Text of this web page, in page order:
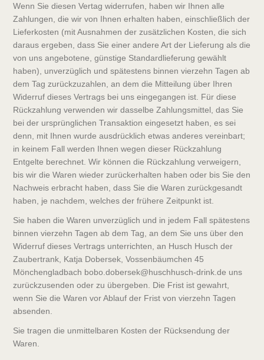
Wenn Sie diesen Vertag widerrufen, haben wir Ihnen alle
Zahlungen, die wir von Ihnen erhalten haben, einschließlich der
Lieferkosten (mit Ausnahmen der zusätzlichen Kosten, die sich
daraus ergeben, dass Sie einer andere Art der Lieferung als die
von uns angebotene, günstige Standardlieferung gewählt
haben), unverzüglich und spätestens binnen vierzehn Tagen ab
dem Tag zurückzuzahlen, an dem die Mitteilung über Ihren
Widerruf dieses Vertrags bei uns eingegangen ist. Für diese
Rückzahlung verwenden wir dasselbe Zahlungsmittel, das Sie
bei der ursprünglichen Transaktion eingesetzt haben, es sei
denn, mit Ihnen wurde ausdrücklich etwas anderes vereinbart;
in keinem Fall werden Ihnen wegen dieser Rückzahlung
Entgelte berechnet. Wir können die Rückzahlung verweigern,
bis wir die Waren wieder zurückerhalten haben oder bis Sie den
Nachweis erbracht haben, dass Sie die Waren zurückgesandt
haben, je nachdem, welches der frühere Zeitpunkt ist.
Sie haben die Waren unverzüglich und in jedem Fall spätestens
binnen vierzehn Tagen ab dem Tag, an dem Sie uns über den
Widerruf dieses Vertrags unterrichten, an Husch Husch der
Zaubertrank, Katja Dobersek, Vossenbäumchen 45
Mönchengladbach bobo.dobersek@huschhusch-drink.de uns
zurückzusenden oder zu übergeben. Die Frist ist gewahrt,
wenn Sie die Waren vor Ablauf der Frist von vierzehn Tagen
absenden.
Sie tragen die unmittelbaren Kosten der Rücksendung der
Waren.